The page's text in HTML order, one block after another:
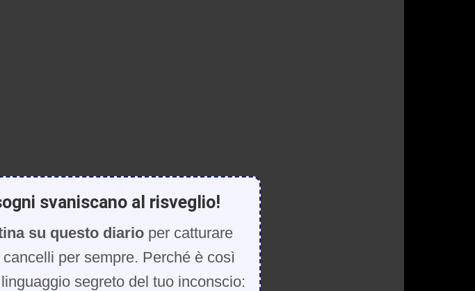
svaniscano al risveglio!
su questo diario per catturare
per sempre. Perché è così
segreto del tuo inconscio: